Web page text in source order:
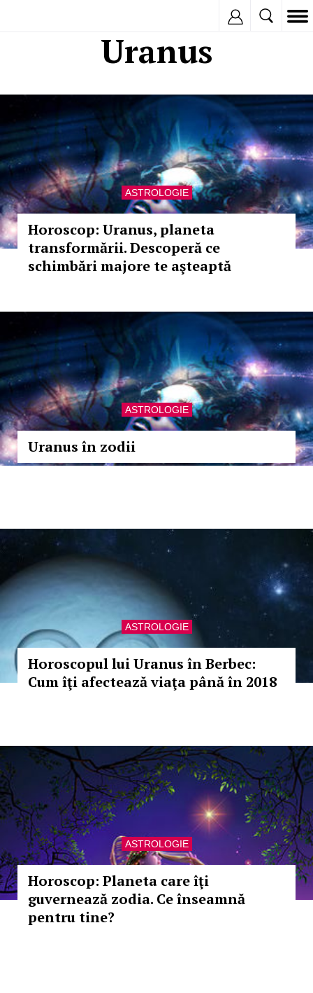
Uranus
ASTROLOGIE
Horoscop: Uranus, planeta
transformării. Descoperă ce
schimbări majore te aşteaptă
ASTROLOGIE
Uranus în zodii
ASTROLOGIE
Horoscopul lui Uranus în Berbec:
Cum îţi afectează viaţa până în 2018
ASTROLOGIE
Horoscop: Planeta care îţi
guvernează zodia. Ce înseamnă
pentru tine?